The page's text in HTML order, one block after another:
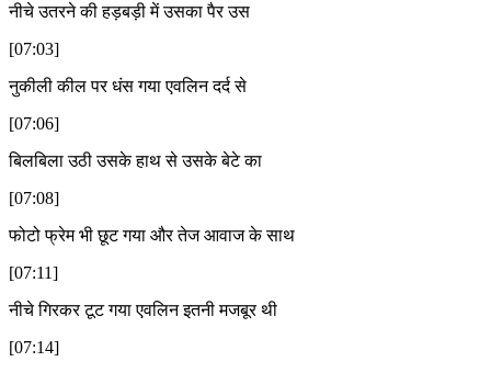
नीचे उतरने की हड़बड़ी में उसका पैर उस
[07:03]
नुकीली कील पर धंस गया एवलिन दर्द से
[07:06]
बिलबिला उठी उसके हाथ से उसके बेटे का
[07:08]
फोटो फ्रेम भी छूट गया और तेज आवाज के साथ
[07:11]
नीचे गिरकर टूट गया एवलिन इतनी मजबूर थी
[07:14]